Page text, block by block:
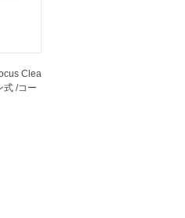
Clea
/コー